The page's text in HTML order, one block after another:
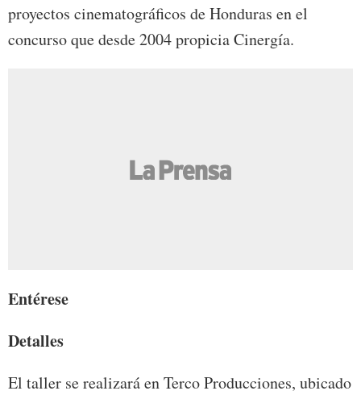
proyectos cinematográficos de Honduras en el
concurso que desde 2004 propicia Cinergía.
Entérese
Detalles
El taller se realizará en Terco Producciones, ubicado